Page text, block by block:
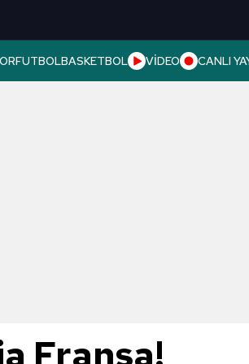
FUTBOLBASKETBOL VİDEO CANLI
Fransa!